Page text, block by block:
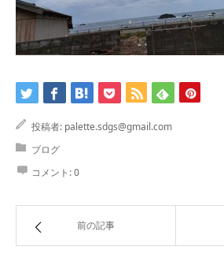
投稿者: palette.sdgs@gmail.com
ブログ
コメント:0
前の記事